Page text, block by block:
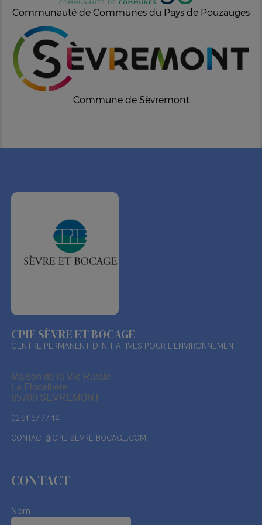
Communauté de Communes du Pays de Pouzauges
Commune de Sèvremont
CPIE SÈVRE ET BOCAGE
CENTRE PERMANENT D'INITIATIVES POUR L'ENVIRONNEMENT
Maison de la Vie Rurale
La Flocellière
85700 SEVREMONT
02 51 57 77 14
CONTACT@CPIE-SEVRE-BOCAGE.COM
CONTACT
Nom